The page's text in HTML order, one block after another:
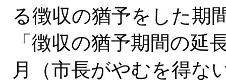
る徴収の猶予をした期
「徴収の猶予期間の延
月（市長がやむを得な